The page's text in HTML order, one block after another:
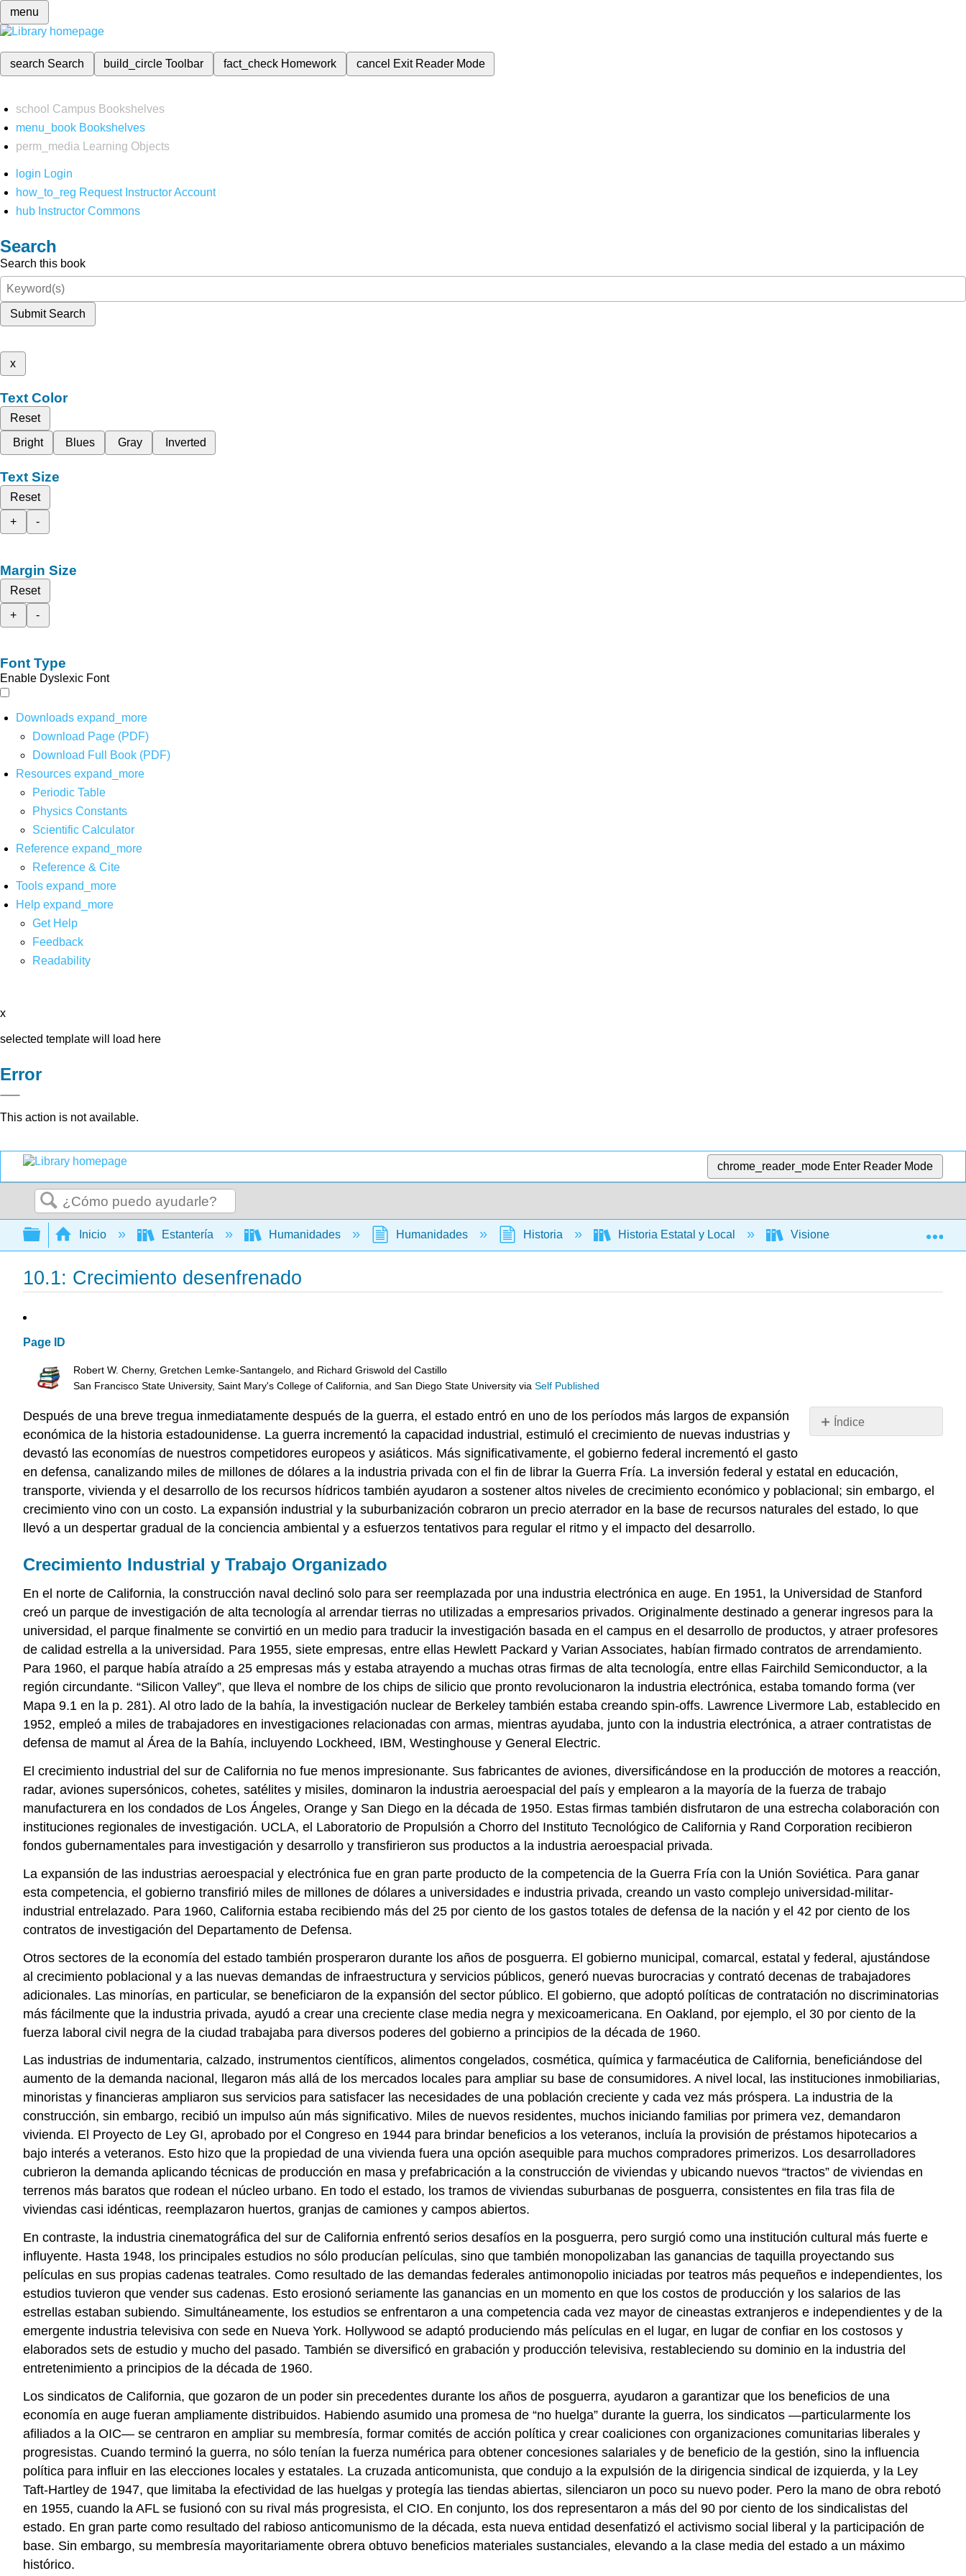
menu
search Search build_circleToolbar fact_check Homework cancel Exit Reader Mode
school Campus Bookshelves
menu_book Bookshelves
perm_media
Learning Objects
login Login
how_to_reg Request Instructor Account
hub Instructor Commons
Search
Search this book
Submit Search
x
Text Color
Reset
Bright
Blues Gray Inverted
Text Size
Reset
+
-
Margin Size
Reset
+
-
Font Type
Enable Dyslexic Font
Downloads expand_more
Download Page (PDF)
Download Full Book (PDF)
Resources expand_more
Periodic Table
Physics Constants
Scientific Calculator
Reference expand_more
Reference & Cite
Tools expand_more
Help expand_more
Get Help
Feedback
Readability
x
selected template will load here
Error
This action is not available.
chrome_reader_mode Enter Reader Mode
Buscar
Expandir/contraer jerarquía global
Inicio Estantería Humanidades Humanidades Historia Historia Estatal y Local Visiones en competencia: una
10.1: Crecimiento desenfrenado
Page ID
Robert W. Cherny, Gretchen Lemke-Santangelo, and Richard Griswold del Castillo
San Francisco State University, Saint Mary's College of California, and San Diego State University viaSelf Published
Índice
y
Trabajo
Organizado
Suburbano
Transporte,
Energía,
Recursos
Hídricos
y
Contaminación
Ambiental
Después de una breve tregua inmediatamente después de la guerra, el estado entró en uno de los períodos más largos de expansión
económica de la historia estadounidense. La guerra incrementó la capacidad industrial, estimuló el crecimiento de nuevas industrias y
devastó las economías de nuestros competidores europeos y asiáticos. Más significativamente, el gobierno federal incrementó el gasto
en defensa, canalizando miles de millones de dólares a la industria privada con el fin de librar la Guerra Fría. La inversión federal y estatal en educación,
transporte, vivienda y el desarrollo de los recursos hídricos también ayudaron a sostener altos niveles de crecimiento económico y poblacional; sin embargo, el
crecimiento vino con un costo. La expansión industrial y la suburbanización cobraron un precio aterrador en la base de recursos naturales del estado, lo que
llevó a un despertar gradual de la conciencia ambiental y a esfuerzos tentativos para regular el ritmo y el impacto del desarrollo.
Crecimiento Industrial y Trabajo Organizado
En el norte de California, la construcción naval declinó solo para ser reemplazada por una industria electrónica en auge. En 1951, la Universidad de Stanford
creó un parque de investigación de alta tecnología al arrendar tierras no utilizadas a empresarios privados. Originalmente destinado a generar ingresos para la
universidad, el parque finalmente se convirtió en un medio para traducir la investigación basada en el campus en el desarrollo de productos, y atraer profesores
de calidad estrella a la universidad. Para 1955, siete empresas, entre ellas Hewlett Packard y Varian Associates, habían firmado contratos de arrendamiento.
Para 1960, el parque había atraído a 25 empresas más y estaba atrayendo a muchas otras firmas de alta tecnología, entre ellas Fairchild Semiconductor, a la
región circundante. “Silicon Valley”, que lleva el nombre de los chips de silicio que pronto revolucionaron la industria electrónica, estaba tomando forma (ver
Mapa 9.1 en la p. 281). Al otro lado de la bahía, la investigación nuclear de Berkeley también estaba creando spin-offs. Lawrence Livermore Lab, establecido en
1952, empleó a miles de trabajadores en investigaciones relacionadas con armas, mientras ayudaba, junto con la industria electrónica, a atraer contratistas de
defensa de mamut al Área de la Bahía, incluyendo Lockheed, IBM, Westinghouse y General Electric.
El crecimiento industrial del sur de California no fue menos impresionante. Sus fabricantes de aviones, diversificándose en la producción de motores a reacción,
radar, aviones supersónicos, cohetes, satélites y misiles, dominaron la industria aeroespacial del país y emplearon a la mayoría de la fuerza de trabajo
manufacturera en los condados de Los Ángeles, Orange y San Diego en la década de 1950. Estas firmas también disfrutaron de una estrecha colaboración con
instituciones regionales de investigación. UCLA, el Laboratorio de Propulsión a Chorro del Instituto Tecnológico de California y Rand Corporation recibieron
fondos gubernamentales para investigación y desarrollo y transfirieron sus productos a la industria aeroespacial privada.
La expansión de las industrias aeroespacial y electrónica fue en gran parte producto de la competencia de la Guerra Fría con la Unión Soviética. Para ganar
esta competencia, el gobierno transfirió miles de millones de dólares a universidades e industria privada, creando un vasto complejo universidad-militar-
industrial entrelazado. Para 1960, California estaba recibiendo más del 25 por ciento de los gastos totales de defensa de la nación y el 42 por ciento de los
contratos de investigación del Departamento de Defensa.
Otros sectores de la economía del estado también prosperaron durante los años de posguerra. El gobierno municipal, comarcal, estatal y federal, ajustándose
al crecimiento poblacional y a las nuevas demandas de infraestructura y servicios públicos, generó nuevas burocracias y contrató decenas de trabajadores
adicionales. Las minorías, en particular, se beneficiaron de la expansión del sector público. El gobierno, que adoptó políticas de contratación no discriminatorias
más fácilmente que la industria privada, ayudó a crear una creciente clase media negra y mexicoamericana. En Oakland, por ejemplo, el 30 por ciento de la
fuerza laboral civil negra de la ciudad trabajaba para diversos poderes del gobierno a principios de la década de 1960.
Las industrias de indumentaria, calzado, instrumentos científicos, alimentos congelados, cosmética, química y farmacéutica de California, beneficiándose del
aumento de la demanda nacional, llegaron más allá de los mercados locales para ampliar su base de consumidores. A nivel local, las instituciones inmobiliarias,
minoristas y financieras ampliaron sus servicios para satisfacer las necesidades de una población creciente y cada vez más próspera. La industria de la
construcción, sin embargo, recibió un impulso aún más significativo. Miles de nuevos residentes, muchos iniciando familias por primera vez, demandaron
vivienda. El Proyecto de Ley GI, aprobado por el Congreso en 1944 para brindar beneficios a los veteranos, incluía la provisión de préstamos hipotecarios a
bajo interés a veteranos. Esto hizo que la propiedad de una vivienda fuera una opción asequible para muchos compradores primerizos. Los desarrolladores
cubrieron la demanda aplicando técnicas de producción en masa y prefabricación a la construcción de viviendas y ubicando nuevos “tractos” de viviendas en
terrenos más baratos que rodean el núcleo urbano. En todo el estado, los tramos de viviendas suburbanas de posguerra, consistentes en fila tras fila de
viviendas casi idénticas, reemplazaron huertos, granjas de camiones y campos abiertos.
En contraste, la industria cinematográfica del sur de California enfrentó serios desafíos en la posguerra, pero surgió como una institución cultural más fuerte e
influyente. Hasta 1948, los principales estudios no sólo producían películas, sino que también monopolizaban las ganancias de taquilla proyectando sus
películas en sus propias cadenas teatrales. Como resultado de las demandas federales antimonopolio iniciadas por teatros más pequeños e independientes, los
estudios tuvieron que vender sus cadenas. Esto erosionó seriamente las ganancias en un momento en que los costos de producción y los salarios de las
estrellas estaban subiendo. Simultáneamente, los estudios se enfrentaron a una competencia cada vez mayor de cineastas extranjeros e independientes y de la
emergente industria televisiva con sede en Nueva York. Hollywood se adaptó produciendo más películas en el lugar, en lugar de confiar en los costosos y
elaborados sets de estudio y mucho del pasado. También se diversificó en grabación y producción televisiva, restableciendo su dominio en la industria del
entretenimiento a principios de la década de 1960.
Los sindicatos de California, que gozaron de un poder sin precedentes durante los años de posguerra, ayudaron a garantizar que los beneficios de una
economía en auge fueran ampliamente distribuidos. Habiendo asumido una promesa de “no huelga” durante la guerra, los sindicatos —particularmente los
afiliados a la OIC— se centraron en ampliar su membresía, formar comités de acción política y crear coaliciones con organizaciones comunitarias liberales y
progresistas. Cuando terminó la guerra, no sólo tenían la fuerza numérica para obtener concesiones salariales y de beneficio de la gestión, sino la influencia
política para influir en las elecciones locales y estatales. La cruzada anticomunista, que condujo a la expulsión de la dirigencia sindical de izquierda, y la Ley
Taft-Hartley de 1947, que limitaba la efectividad de las huelgas y protegía las tiendas abiertas, silenciaron un poco su nuevo poder. Pero la mano de obra rebotó
en 1955, cuando la AFL se fusionó con su rival más progresista, el CIO. En conjunto, los dos representaron a más del 90 por ciento de los sindicalistas del
estado. En gran parte como resultado del rabioso anticomunismo de la década, esta nueva entidad desenfatizó el activismo social liberal y la participación de
base. Sin embargo, su membresía mayoritariamente obrera obtuvo beneficios materiales sustanciales, elevando a la clase media del estado a un máximo
histórico.